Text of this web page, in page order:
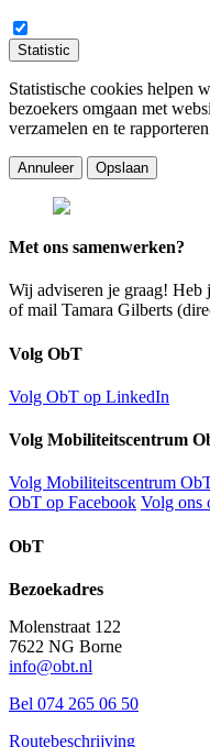
Statistic
Statistische cookies helpen
bezoekers omgaan met
verzamelen en te
Annuleer Opslaan
Met ons samenwerken?
Wij adviseren je graag! Heb
of mail Tamara Gilberts
Volg ObT
Volg ObT op LinkedIn
Volg Mobiliteitscentrum
Volg Mobiliteitscentrum
ObT op Facebook Volg ons
ObT
Bezoekadres
Molenstraat 122
7622 NG Borne
info@obt.nl
Bel 074 265 06 50
Routebeschrijving